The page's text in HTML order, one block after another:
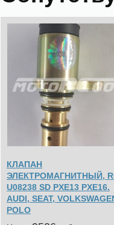
КЛАПАН
ЭЛЕКТРОМАГНИТНЫЙ,
U08238 SD PXE13 PXE16.
AUDI, SEAT,
POLO